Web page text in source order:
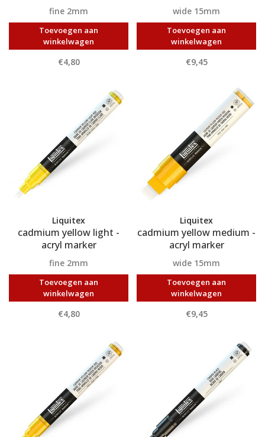
fine 2mm
Toevoegen aan
winkelwagen
€4,80
wide 15mm
Toevoegen aan
winkelwagen
€9,45
Liquitex
cadmium yellow light -
acryl marker
fine 2mm
Toevoegen aan
winkelwagen
€4,80
Liquitex
cadmium yellow medium -
acryl marker
wide 15mm
Toevoegen aan
winkelwagen
€9,45